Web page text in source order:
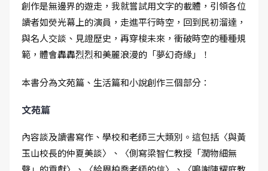
創作是無邊界的遊走，我就嘗試用文字的載體，引領各位
讀者如熒光幕上的演員，走進平行時空，回到民初溜達，
與名人交談、見證歷史，再穿梭未來，衝破時空的種種規
範，體會轟轟烈烈和美麗浪漫的「夢幻奇緣」！
本書分為文苑篇、生活篇和小說創作三個部分：
文苑篇
內容談及讀書寫作、學校和老師三大類別。這包括〈與黃
玉山校長的仲夏美談〉、〈側寫梁智仁教授「潤物細無